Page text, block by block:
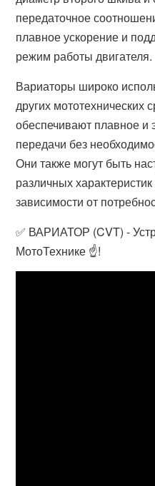
передаточное
плавное ускорение и
режим работы двигателя.
Вариаторы широко
других мототехнических
обеспечивают плавное
передачи без
Они также могут быть
различных
зависимости от
✅ ВАРИАТОР (CVT) -
МотоТехнике ☝!